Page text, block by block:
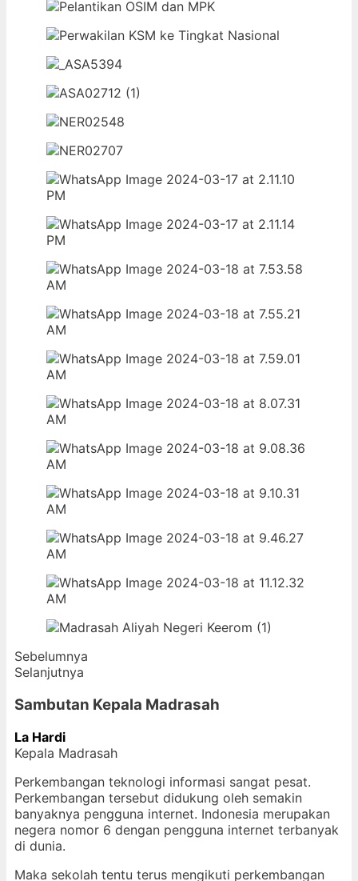
Sebelumnya
Selanjutnya
Sambutan Kepala Madrasah
La Hardi
Kepala Madrasah
Perkembangan teknologi informasi sangat pesat.
Perkembangan tersebut didukung oleh semakin
banyaknya pengguna internet. Indonesia merupakan
negera nomor 6 dengan pengguna internet terbanyak
di dunia.
Maka sekolah tentu terus mengikuti perkembangan